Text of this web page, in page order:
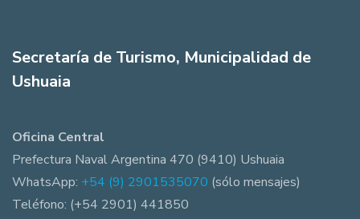
Secretaría de Turismo, Municipalidad de
Ushuaia
Oficina Central
Prefectura Naval Argentina 470 (9410) Ushuaia
WhatsApp: +54 (9) 2901535070 (sólo mensajes)
Teléfono: (+54 2901) 441850